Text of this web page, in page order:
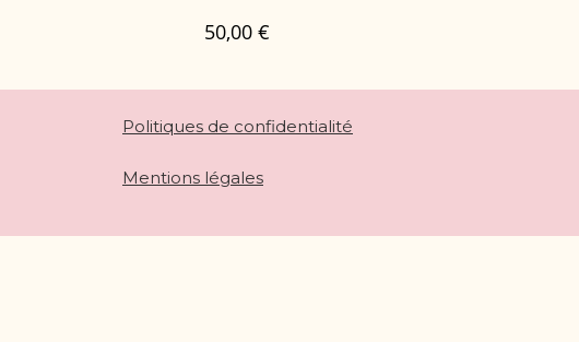
50,00€
Politiques de confidentialité
Mentions légales